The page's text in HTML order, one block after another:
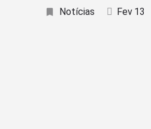
Notícias Fev 13